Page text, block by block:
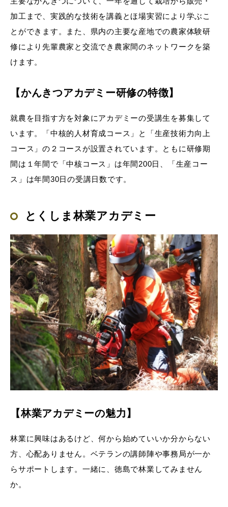
加工まで、実践的な技術を講義とほ場実習により学ぶこ
とができます。また、県内の主要な産地での農家体験研
修により先輩農家と交流でき農家間のネットワークを築
けます。
【かんきつアカデミー研修の特徴】
就農を目指す方を対象にアカデミーの受講生を募集して
います。「中核的人材育成コース」と「生産技術力向上
コース」の２コースが設置されています。ともに研修期
間は１年間で「中核コース」は年間200日、「生産コー
ス」は年間30日の受講日数です。
とくしま林業アカデミー
【林業アカデミーの魅力】
林業に興味はあるけど、何から始めていいか分からない
方、心配ありません。ベテランの講師陣や事務局が一か
らサポートします。一緒に、徳島で林業してみません
か。